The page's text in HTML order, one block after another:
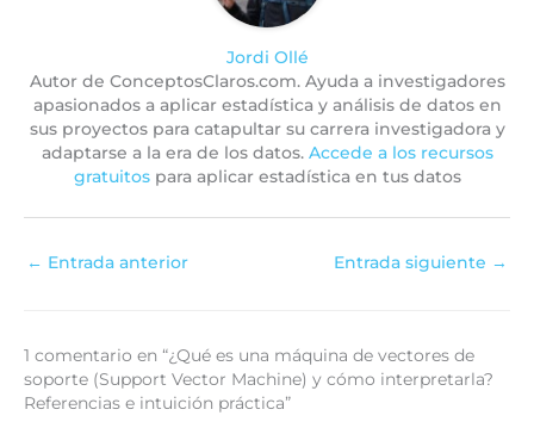
Jordi Ollé
Autor de ConceptosClaros.com. Ayuda a investigadores
apasionados a aplicar estadística y análisis de datos en
sus proyectos para catapultar su carrera investigadora y
adaptarse a la era de los datos. Accede a los recursos
gratuitospara aplicar estadística en tus datos
← Entrada anterior Entrada siguiente →
1 comentario en “¿Qué es una máquina de vectores de
soporte (Support Vector Machine) y cómo interpretarla?
Referencias e intuición práctica”